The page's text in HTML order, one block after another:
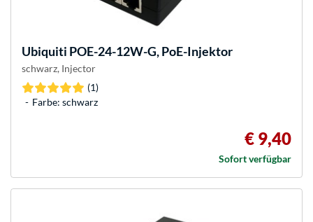
Ubiquiti POE-24-12W-G, PoE-Injektor
schwarz, Injector
(1)
Farbe: schwarz
€ 9,40
Sofort verfügbar